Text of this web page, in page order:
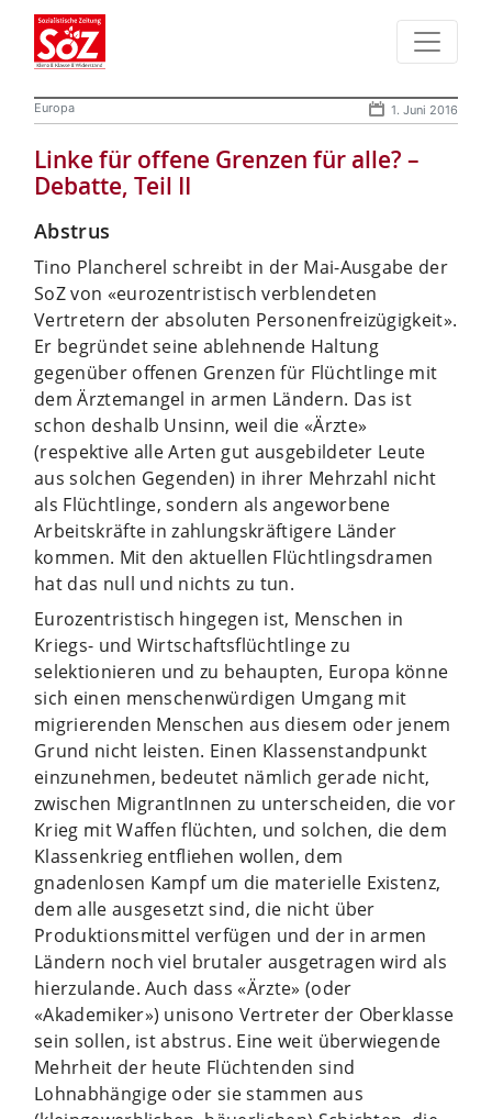
Europa 1. Juni 2016
Linke für offene Grenzen für alle? –
Debatte, Teil II
Abstrus
Tino Plancherel schreibt in der Mai-Ausgabe der
SoZ von «eurozentristisch verblendeten
Vertretern der absoluten Personenfreizügigkeit».
Er begründet seine ablehnende Haltung
gegenüber offenen Grenzen für Flüchtlinge mit
dem Ärztemangel in armen Ländern. Das ist
schon deshalb Unsinn, weil die «Ärzte»
(respektive alle Arten gut ausgebildeter Leute
aus solchen Gegenden) in ihrer Mehrzahl nicht
als Flüchtlinge, sondern als angeworbene
Arbeitskräfte in zahlungskräftigere Länder
kommen. Mit den aktuellen Flüchtlingsdramen
hat das null und nichts zu tun.
Eurozentristisch hingegen ist, Menschen in
Kriegs- und Wirtschaftsflüchtlinge zu
selektionieren und zu behaupten, Europa könne
sich einen menschenwürdigen Umgang mit
migrierenden Menschen aus diesem oder jenem
Grund nicht leisten. Einen Klassenstandpunkt
einzunehmen, bedeutet nämlich gerade nicht,
zwischen MigrantInnen zu unterscheiden, die vor
Krieg mit Waffen flüchten, und solchen, die dem
Klassenkrieg entfliehen wollen, dem
gnadenlosen Kampf um die materielle Existenz,
dem alle ausgesetzt sind, die nicht über
Produktionsmittel verfügen und der in armen
Ländern noch viel brutaler ausgetragen wird als
hierzulande. Auch dass «Ärzte» (oder
«Akademiker») unisono Vertreter der Oberklasse
sein sollen, ist abstrus. Eine weit überwiegende
Mehrheit der heute Flüchtenden sind
Lohnabhängige oder sie stammen aus